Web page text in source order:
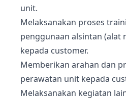
unit.
Melaksanakan proses
penggunaan alsintan (alat
kepada customer.
Memberikan arahan dan
perawatan unit kepada
Melaksanakan kegiatan